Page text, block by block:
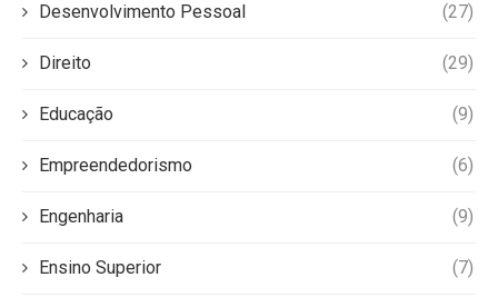
Desenvolvimento Pessoal (27)
Direito (29)
Educação (9)
Empreendedorismo (6)
Engenharia (9)
Ensino Superior (7)